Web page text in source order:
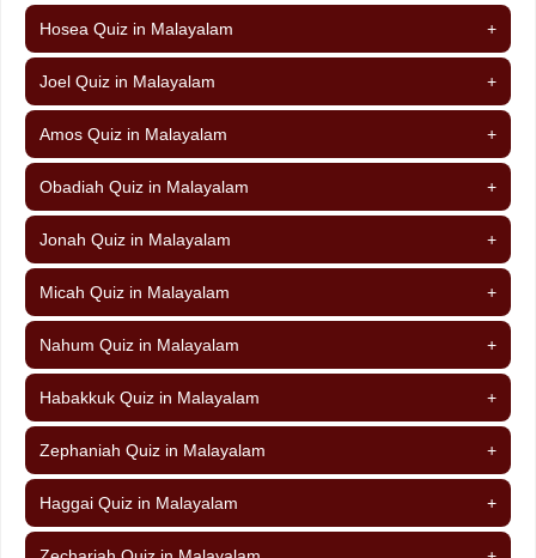
Hosea Quiz in Malayalam +
Joel Quiz in Malayalam +
Amos Quiz in Malayalam +
Obadiah Quiz in Malayalam +
Jonah Quiz in Malayalam +
Micah Quiz in Malayalam +
Nahum Quiz in Malayalam +
Habakkuk Quiz in Malayalam +
Zephaniah Quiz in Malayalam +
Haggai Quiz in Malayalam +